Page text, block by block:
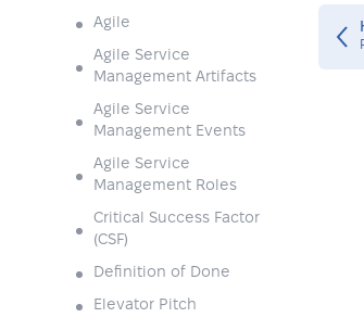
Agile
Agile Service
Management Artifacts
Agile Service
Management Events
Agile Service
Management Roles
Critical Success Factor
(CSF)
Definition of Done
Elevator Pitch